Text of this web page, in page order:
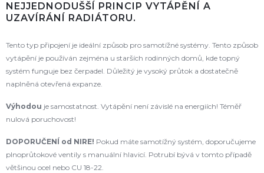
NEJJEDNODUŠŠÍ PRINCIP VYTÁPĚNÍ A
UZAVÍRÁNÍ RADIÁTORU.
Tento typ připojení je ideální způsob pro samotížné systémy. Tento způsob
vytápění je používán zejména u starších rodinných domů, kde topný
systém funguje bez čerpadel. Důležitý je vysoký průtok a dostatečně
naplněná otevřená expanze.
Výhodou je samostatnost. Vytápění není závislé na energiích! Téměř
nulová poruchovost!
DOPORUČENÍ od NIRE! Pokud máte samotížný systém, doporučujeme
plnoprůtokové ventily s manuální hlavicí. Potrubí bývá v tomto případě
většinou ocel nebo CU 18-22.